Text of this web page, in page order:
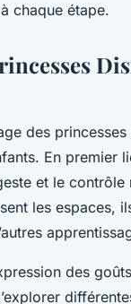
chaque étape.
des
En premier
et le contrôle
les espaces,
des